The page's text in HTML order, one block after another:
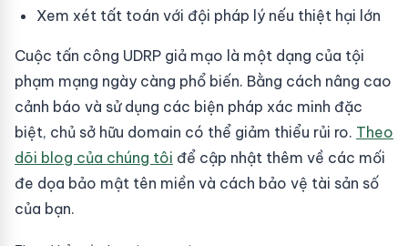
Xem xét tất toán với đội pháp lý nếu thiệt hại lớn
Cuộc tấn công UDRP giả mạo là một dạng của tội
phạm mạng ngày càng phổ biến. Bằng cách nâng cao
cảnh báo và sử dụng các biện pháp xác minh đặc
biệt, chủ sở hữu domain có thể giảm thiểu rủi ro. Theo
dõi blog của chúng tôi để cập nhật thêm về các mối
đe dọa bảo mật tên miền và cách bảo vệ tài sản số
của bạn.